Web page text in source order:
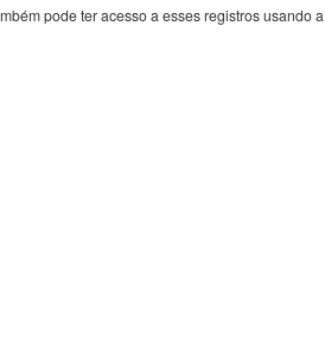
pode ter acesso a esses registros usando a